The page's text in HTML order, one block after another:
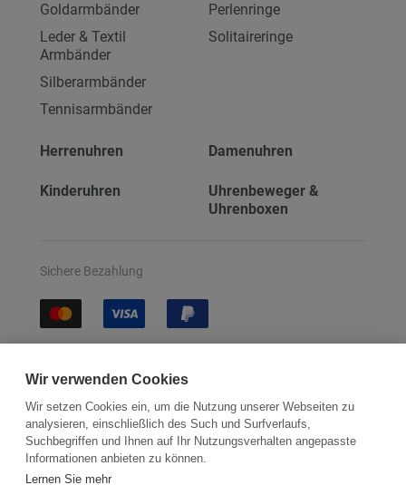
Goldarmbänder
Leder & Textil
Armbänder
Silberarmbänder
Tennisarmbänder
Perlenringe
Solitaireringe
Herrenuhren Damenuhren
Kinderuhren
Uhrenbeweger &
Uhrenboxen
Sichere Bezahlung
Wir verwenden Cookies
Wir setzen Cookies ein, um die Nutzung unserer Webseiten zu
analysieren, einschließlich des Such und Surfverlaufs,
Suchbegriffen und Ihnen auf Ihr Nutzungsverhalten angepasste
Informationen anbieten zu können.
Lernen Sie mehr